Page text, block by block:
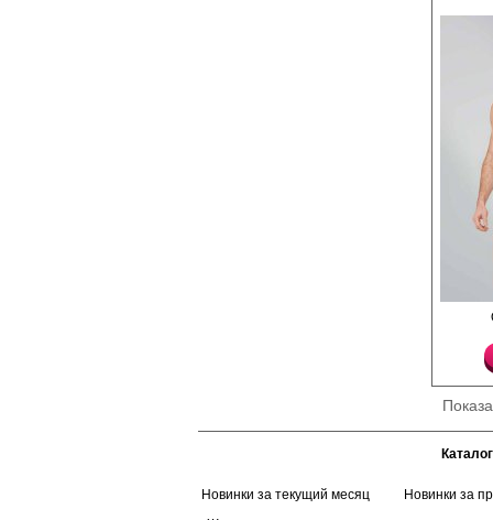
Трусы слипы мужские
высококачественного
профилированным
резинке. Состав
полиэстер-70%,
Каталог
Новинки за текущий месяц Новинки за